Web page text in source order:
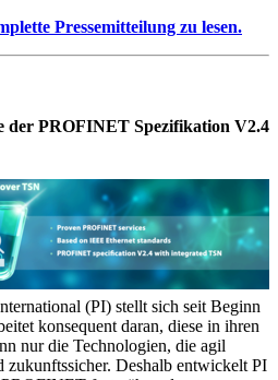
Pressemitteilung zu lesen.
der PROFINET Spezifikation V2.4
(PI) stellt sich seit Beginn
konsequent daran, diese in ihren
nur die Technologien, die agil
Deshalb entwickelt PI